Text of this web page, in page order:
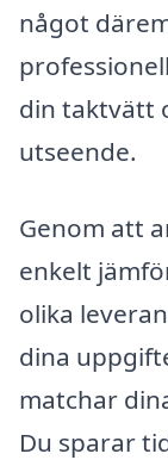
något
din taktvätt
utseende.
Genom att
enkelt
olika
dina
matchar
Du sparar